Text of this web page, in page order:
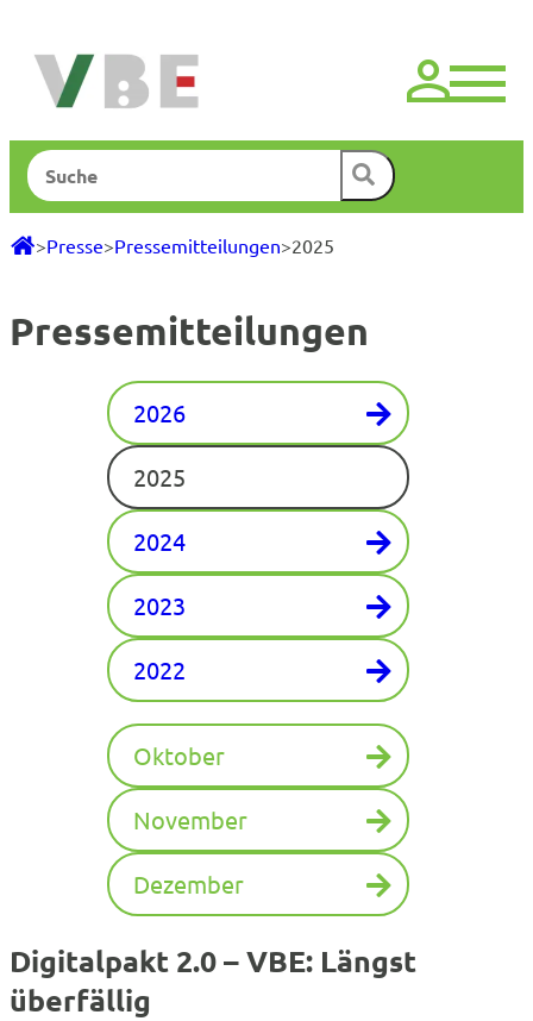
springen
Suchen
>Presse>Pressemitteilungen>2025
Pressemitteilungen
2026
2025
2024
2023
2022
Oktober
November
Dezember
Digitalpakt 2.0 – VBE: Längst
überfällig